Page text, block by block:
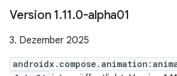
Version 1.11.0-alpha01
3. Dezember 2025